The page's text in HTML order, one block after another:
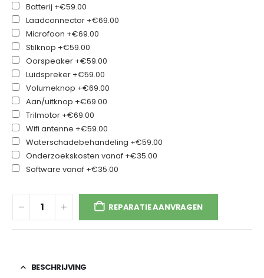
Batterij +€59.00
Laadconnector +€69.00
Microfoon +€69.00
Stilknop +€59.00
Oorspeaker +€59.00
Luidspreker +€59.00
Volumeknop +€69.00
Aan/uitknop +€69.00
Trilmotor +€69.00
Wifi antenne +€59.00
Waterschadebehandeling +€59.00
Onderzoekskosten vanaf +€35.00
Software vanaf +€35.00
REPARATIE AANVRAGEN
BESCHRIJVING